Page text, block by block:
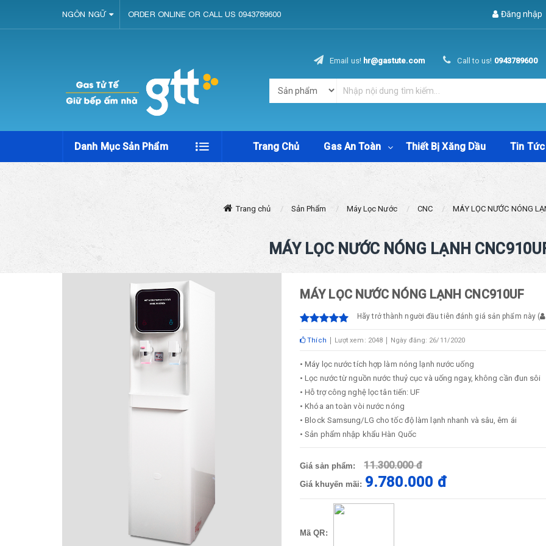
NGÔN NGỮ ORDER ONLINE OR CALL US 0943789600 Đăng nhập
Email us! hr@gastute.com Call to us! 0943789600
Danh Mục Sản Phẩm Trang Chủ Gas An Toàn Thiết Bị Xăng Dầu Tin Tức
Trang chủ Sản Phẩm Máy Lọc Nước CNC MÁY LỌC NƯỚC NÓNG
MÁY LỌC NƯỚC NÓNG LẠNH
MÁY LỌC NƯỚC NÓNG LẠNH CNC910UF
Hãy trở thành người đầu tiên đánh giá sản phẩm này (
Thích Lượt xem: 2048 Ngày đăng: 26/11/2020
• Máy lọc nước tích hợp làm nóng lạnh nước uống
• Lọc nước từ nguồn nước thuỷ cục và uống ngay, không cần đun sôi
• Hỗ trợ công nghệ lọc tân tiến: UF
• Khóa an toàn vòi nước nóng
• Block Samsung/LG cho tốc độ làm lạnh nhanh và sâu, êm ái
• Sản phẩm nhập khẩu Hàn Quốc
Giá sản phẩm: 11.300.000 đ
Giá khuyến mãi: 9.780.000 đ
Mã QR: